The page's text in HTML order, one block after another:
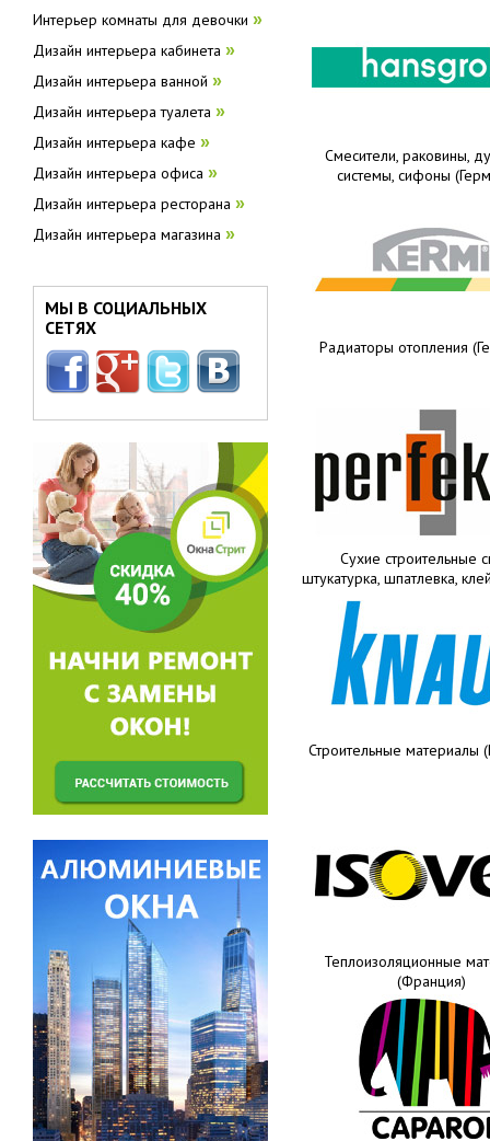
Смесители, раковины,
системы, сифоны
Радиаторы отопления
Сухие строительные
штукатурка, шпатлевка,
Строительные материалы
Теплоизоляционные
(Франция)
Интерьер комнаты для девочки »
Дизайн интерьера кабинета »
Дизайн интерьера ванной »
Дизайн интерьера туалета »
Дизайн интерьера кафе »
Дизайн интерьера офиса »
Дизайн интерьера ресторана »
Дизайн интерьера магазина »
МЫ В СОЦИАЛЬНЫХ
СЕТЯХ